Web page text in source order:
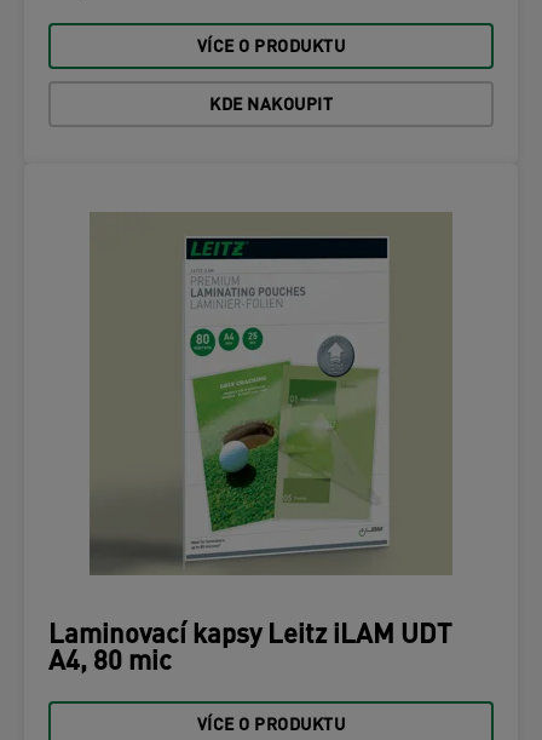
VÍCE O PRODUKTU
KDE NAKOUPIT
Laminovací kapsy Leitz iLAM UDT
A4, 80 mic
VÍCE O PRODUKTU